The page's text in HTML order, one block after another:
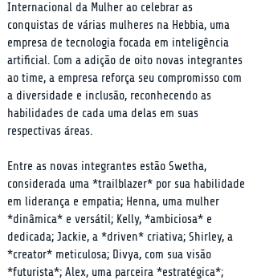
Internacional da Mulher ao celebrar as
conquistas de várias mulheres na Hebbia, uma
empresa de tecnologia focada em inteligência
artificial. Com a adição de oito novas integrantes
ao time, a empresa reforça seu compromisso com
a diversidade e inclusão, reconhecendo as
habilidades de cada uma delas em suas
respectivas áreas.
Entre as novas integrantes estão Swetha,
considerada uma *trailblazer* por sua habilidade
em liderança e empatia; Henna, uma mulher
*dinâmica* e versátil; Kelly, *ambiciosa* e
dedicada; Jackie, a *driven* criativa; Shirley, a
*creator* meticulosa; Divya, com sua visão
*futurista*; Alex, uma parceira *estratégica*;